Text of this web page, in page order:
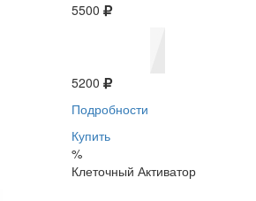
5500
5200
Подробности
Купить
%
Клеточный Активатор